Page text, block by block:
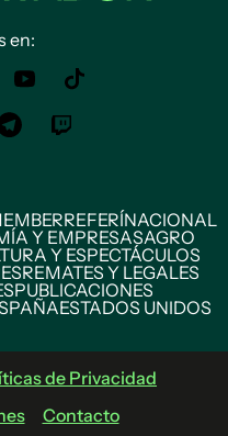
en:
REFERÍNACIONAL
Y EMPRESASAGRO
Y ESPECTÁCULOS
REMATES Y LEGALES
PUBLICACIONES
ESTADOS UNIDOS
de Privacidad
Contacto